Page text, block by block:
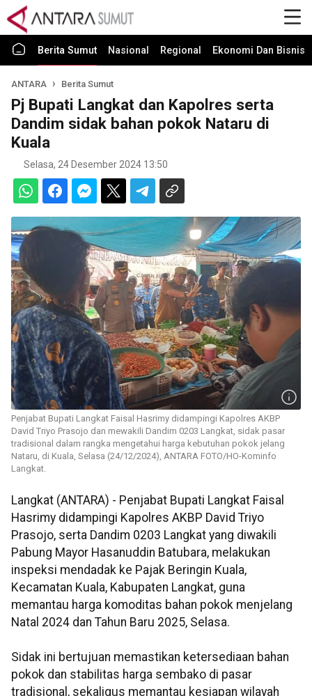
Berita Sumut Nasional Regional Ekonomi Dan Bisnis
ANTARA Berita Sumut
Pj Bupati Langkat dan Kapolres serta
Dandim sidak bahan pokok Nataru di
Kuala
Selasa, 24 Desember 2024 13:50
Penjabat Bupati Langkat Faisal Hasrimy didampingi Kapolres AKBP
David Triyo Prasojo dan mewakili Dandim 0203 Langkat, sidak pasar
tradisional dalam rangka mengetahui harga kebutuhan pokok jelang
Nataru, di Kuala, Selasa (24/12/2024), ANTARA FOTO/HO-Kominfo
Langkat.
Langkat (ANTARA) - Penjabat Bupati Langkat Faisal
Hasrimy didampingi Kapolres AKBP David Triyo
Prasojo, serta Dandim 0203 Langkat yang diwakili
Pabung Mayor Hasanuddin Batubara, melakukan
inspeksi mendadak ke Pajak Beringin Kuala,
Kecamatan Kuala, Kabupaten Langkat, guna
memantau harga komoditas bahan pokok menjelang
Natal 2024 dan Tahun Baru 2025, Selasa.
Sidak ini bertujuan memastikan ketersediaan bahan
pokok dan stabilitas harga sembako di pasar
tradisional, sekaligus memantau kesiapan wilayah